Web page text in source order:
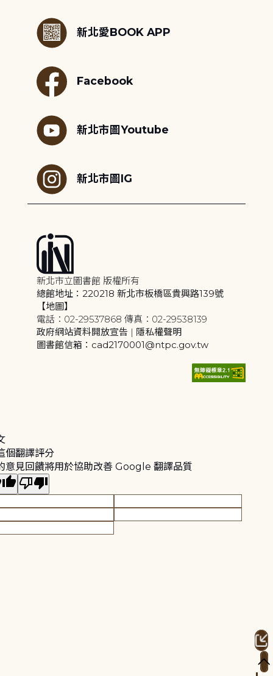
新北愛BOOK APP
Facebook
新北市圖Youtube
新北市圖IG
新北市立圖書館 版權所有
總館地址：220218 新北市板橋區貴興路139號
【地圖】
電話：02-29537868 傳真：02-29538139
政府網站資料開放宣告 | 隱私權聲明
圖書館信箱：cad2170001@ntpc.gov.tw
個翻譯評分
意見回饋將用於協助改善 Google 翻譯品質